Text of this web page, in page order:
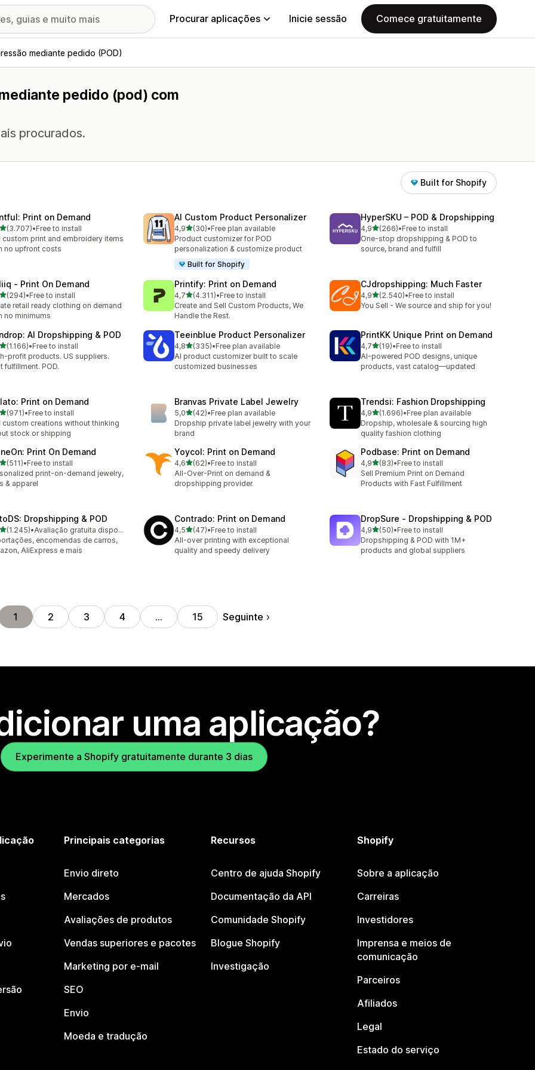
Procurar aplicações Inicie sessão Comece gratuitamente
mediante pedido (POD)
pedido (pod) com
procurados.
Built for Shopify
Print on Demand
de 5 estrelas
(3.707)
total de avaliações
•Free to install
custom print and embroidery items
no upfront costs
AI Custom Product Personalizer
4,9de 5 estrelas
(30)
30 total de avaliações
•Free plan available
Product customizer for POD
personalization & customize product
Built for Shopify
HyperSKU – POD & Dropshipping
4,9de 5 estrelas
(266)
266 total de avaliações
•Free to install
One-stop dropshipping & POD to
source, brand and fulfill
‑ Print On Demand
de 5 estrelas
(294)
total de avaliações
•Free to install
retail ready clothing on demand
no minimums
Printify: Print on Demand
4,7de 5 estrelas
(4.311)
4311 total de avaliações
•Free to install
Create and Sell Custom Products, We
Handle the Rest.
CJdropshipping: Much Faster
4,9de 5 estrelas
(2.540)
2540 total de avaliações
•Free to install
You Sell - We source and ship for you!
AI Dropshipping & POD
de 5 estrelas
(1.166)
total de avaliações
•Free to install
profit products. US suppliers.
fulfillment. POD.
Teeinblue Product Personalizer
4,8de 5 estrelas
(335)
335 total de avaliações
•Free plan available
AI product customizer built to scale
customized businesses
PrintKK Unique Print on Demand
4,7de 5 estrelas
(19)
19 total de avaliações
•Free to install
AI-powered POD designs, unique
products, vast catalog—updated
Print on Demand
de 5 estrelas
(971)
total de avaliações
•Free to install
custom creations without thinking
stock or shipping
Branvas Private Label Jewelry
5,0de 5 estrelas
(42)
42 total de avaliações
•Free plan available
Dropship private label jewelry with your
brand
Trendsi: Fashion Dropshipping
4,9de 5 estrelas
(1.696)
1696 total de avaliações
•Free plan available
Dropship, wholesale & sourcing high
quality fashion clothing
Print On Demand
de 5 estrelas
(511)
total de avaliações
•Free to install
print-on-demand jewelry,
& apparel
Yoycol: Print on Demand
4,6de 5 estrelas
(62)
62 total de avaliações
•Free to install
All-Over-Print on demand &
dropshipping provider.
Podbase: Print on Demand
4,9de 5 estrelas
(83)
83 total de avaliações
•Free to install
Sell Premium Print on Demand
Products with Fast Fulfillment
Dropshipping & POD
de 5 estrelas
(1.245)
total de avaliações
•
Avaliação gratuita disponível
encomendas de carros,
AliExpress e mais
Contrado: Print on Demand
4,5de 5 estrelas
(47)
47 total de avaliações
•Free to install
All-over printing with exceptional
quality and speedy delivery
DropSure ‑ Dropshipping & POD
4,9de 5 estrelas
(50)
50 total de avaliações
•Free to install
Dropshipping & POD with 1M+
products and global suppliers
1 2 3 4 … 15 Seguinte
uma aplicação?
Experimente a Shopify gratuitamente durante 3 dias
Principais categorias
Envio direto
Mercados
Avaliações de produtos
Vendas superiores e pacotes
Marketing por e-mail
SEO
Envio
Moeda e tradução
Recursos
Centro de ajuda Shopify
Documentação da API
Comunidade Shopify
Blogue Shopify
Investigação
Shopify
Sobre a aplicação
Carreiras
Investidores
Imprensa e meios de
comunicação
Parceiros
Afiliados
Legal
Estado do serviço